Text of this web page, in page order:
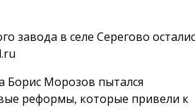
завода в селе Серегово
Борис Морозов пытался
реформы, которые привели к